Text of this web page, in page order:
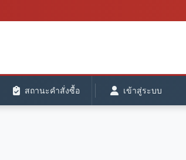
สถานะคำสั่งซื้อ เข้าสู่ระบบ